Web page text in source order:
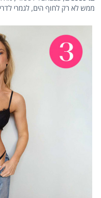
ממש לא רק לחוף הים, לגמרי